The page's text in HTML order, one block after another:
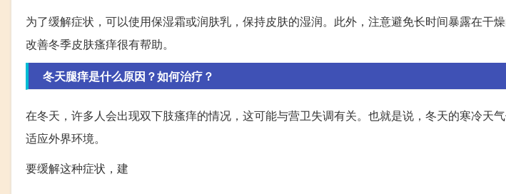
为了缓解症状，可以使用保湿霜或润肤乳，保持皮肤的湿润。此外，注意避免长时间暴露在干
改善冬季皮肤瘙痒很有帮助。
冬天腿痒是什么原因？如何治疗？
在冬天，许多人会出现双下肢瘙痒的情况，这可能与营卫失调有关。也就是说，冬天的寒冷天
适应外界环境。
要缓解这种症状，建